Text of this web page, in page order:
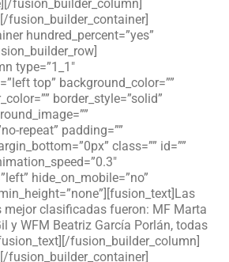
fusion_builder_column]
fusion_builder_container]
hundred_percent=”yes”
type=”1_1″
top” background_color=””
border_style=”solid”
repeat” padding=””
class=”” id=””
hide_on_mobile=”no”
clasificadas fueron: MF Marta
y WFM Beatriz García Porlán, todas
fusion_builder_column]
fusion_builder_container]